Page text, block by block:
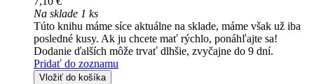
Na sklade 1 ks
Túto knihu máme síce aktuálne na sklade, máme však už iba
posledné kusy. Ak ju chcete mať rýchlo, ponáhľajte sa!
Dodanie ďalších môže trvať dlhšie, zvyčajne do 9 dní.
Pridať do zoznamu
Vložiť do košíka